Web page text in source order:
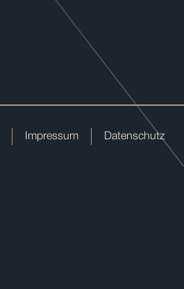
Impressum Datenschutz